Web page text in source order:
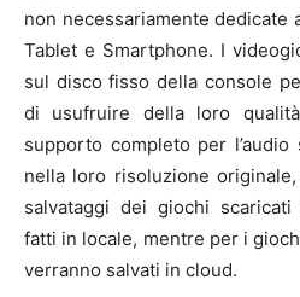
non necessariamente dedicate
Tablet e Smartphone. I
sul disco fisso della console
di usufruire della loro
supporto completo per
nella loro risoluzione
salvataggi dei giochi
fatti in locale, mentre per i
verranno salvati in cloud.